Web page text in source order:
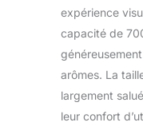
expérience
capacité de
arômes. La
largement
leur confort